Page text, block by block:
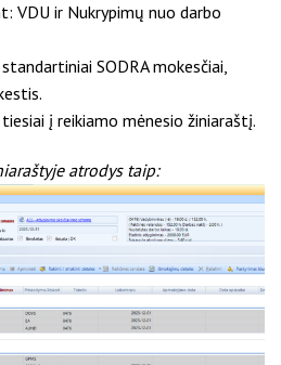
VDU ir Nukrypimų nuo darbo
SODRA mokesčiai,
į reikiamo mėnesio žiniaraštį.
atrodys taip: